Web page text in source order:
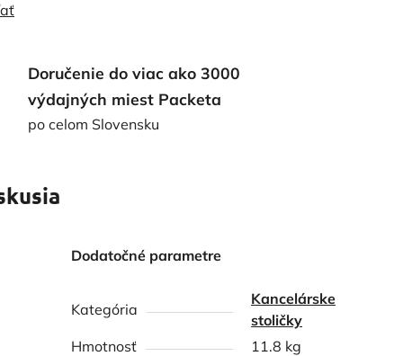
Doručenie do viac ako 3000
výdajných miest Packeta
po celom Slovensku
Dodatočné parametre
Kategória
Kancelárske
stoličky
Hmotnosť
11.8 kg